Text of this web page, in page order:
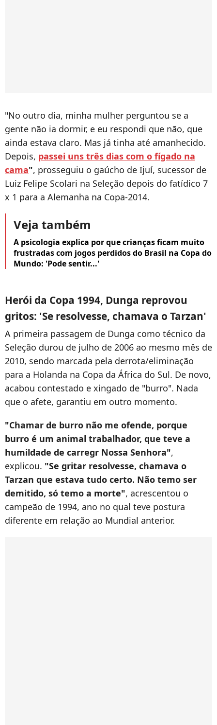
"No outro dia, minha mulher perguntou se a
gente não ia dormir, e eu respondi que não, que
ainda estava claro. Mas já tinha até amanhecido.
Depois, passei uns três dias com o fígado na
cama", prosseguiu o gaúcho de Ijuí, sucessor de
Luiz Felipe Scolari na Seleção depois do fatídico 7
x 1 para a Alemanha na Copa-2014.
Veja também
A psicologia explica por que crianças ficam muito
frustradas com jogos perdidos do Brasil na Copa do
Mundo: 'Pode sentir...'
Herói da Copa 1994, Dunga reprovou
gritos: 'Se resolvesse, chamava o Tarzan'
A primeira passagem de Dunga como técnico da
Seleção durou de julho de 2006 ao mesmo mês de
2010, sendo marcada pela derrota/eliminação
para a Holanda na Copa da África do Sul. De novo,
acabou contestado e xingado de "burro". Nada
que o afete, garantiu em outro momento.
"Chamar de burro não me ofende, porque
burro é um animal trabalhador, que teve a
humildade de carregr Nossa Senhora",
explicou. "Se gritar resolvesse, chamava o
Tarzan que estava tudo certo. Não temo ser
demitido, só temo a morte", acrescentou o
campeão de 1994, ano no qual teve postura
diferente em relação ao Mundial anterior.